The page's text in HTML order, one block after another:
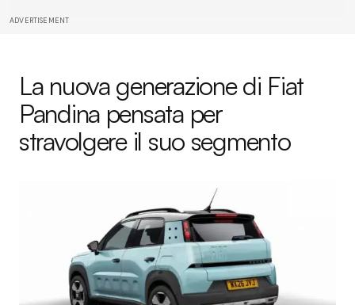
ADVERTISEMENT
La nuova generazione di Fiat
Pandina pensata per
stravolgere il suo segmento